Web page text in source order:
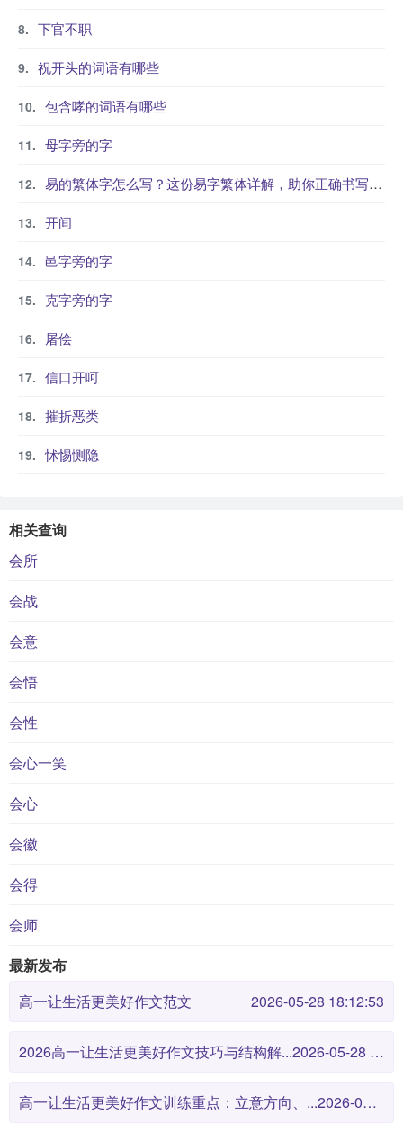
下官不职
祝开头的词语有哪些
包含哮的词语有哪些
母字旁的字
易的繁体字怎么写？这份易字繁体详解，助你正确书写汉字_汉字繁体学习
开间
邑字旁的字
克字旁的字
屠侩
信口开呵
摧折恶类
怵惕恻隐
相关查询
会所
会战
会意
会悟
会性
会心一笑
会心
会徽
会得
会师
最新发布
高一让生活更美好作文范文
2026-05-28 18:12:53
2026高一让生活更美好作文技巧与结构解... 2026-05-28 18:12:46
高一让生活更美好作文训练重点：立意方向、... 2026-05-28 18:12:38